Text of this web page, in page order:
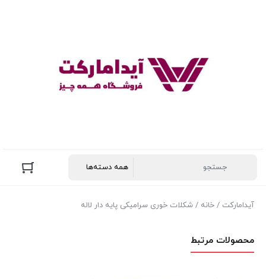
آیدامارکت / خانه / شکلات خوری سرامیکی پایه دار لاله
محصولات مرتبط